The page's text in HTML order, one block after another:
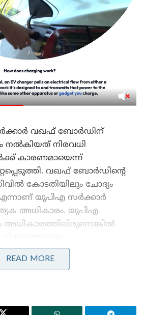
വഖഫ് ബോർഡിന്
നൽകിയത് നിരവധി
കാരണമായെന്ന്
വഖഫ് ബോർഡിന്റെ
കോടതിയിലും ചോദ്യം
എന്നാണ് യുപിഎ സർക്കാർ
അധികാരം. യുപിഎ
അനവധി ഭൂമികളും
സ്വത്തായി
READ MORE